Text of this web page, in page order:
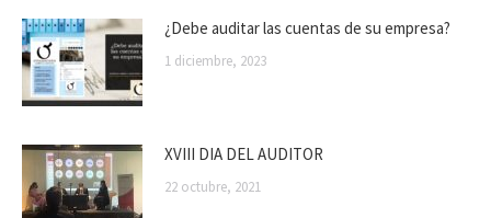
¿Debe auditar las cuentas de su empresa?
1 diciembre, 2023
XVIII DIA DEL AUDITOR
22 octubre, 2021